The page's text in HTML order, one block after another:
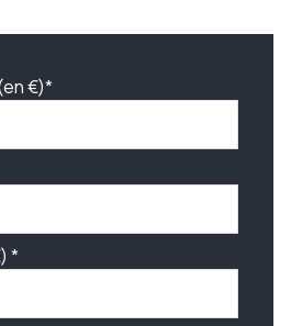
€)*
*